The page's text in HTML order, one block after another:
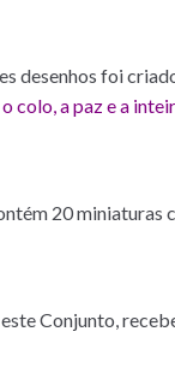
desenhos foi
colo, a paz e a
20 miniaturas
Conjunto,